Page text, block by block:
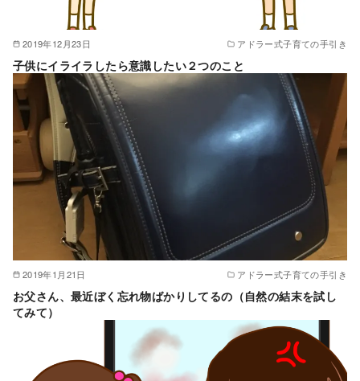
2019年12月23日 アドラー式子育ての手引き
子供にイライラしたら意識したい２つのこと
2019年1月21日 アドラー式子育ての手引き
お父さん、最近ぼく忘れ物ばかりしてるの（自然の結末を試し
てみて）